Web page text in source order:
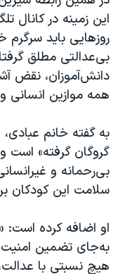
این زمینه در کانال
روزهایی باید
بی‌عدالتی مطلق
دانش‌آموزان، نقض
همه موازین
به گفته خانم
گروگان گرفته» است و
بی‌رحمانه و
سلامت این کودکان
او اضافه کرده است:
به‌جای تضمین امنیت
هیچ نسبتی با